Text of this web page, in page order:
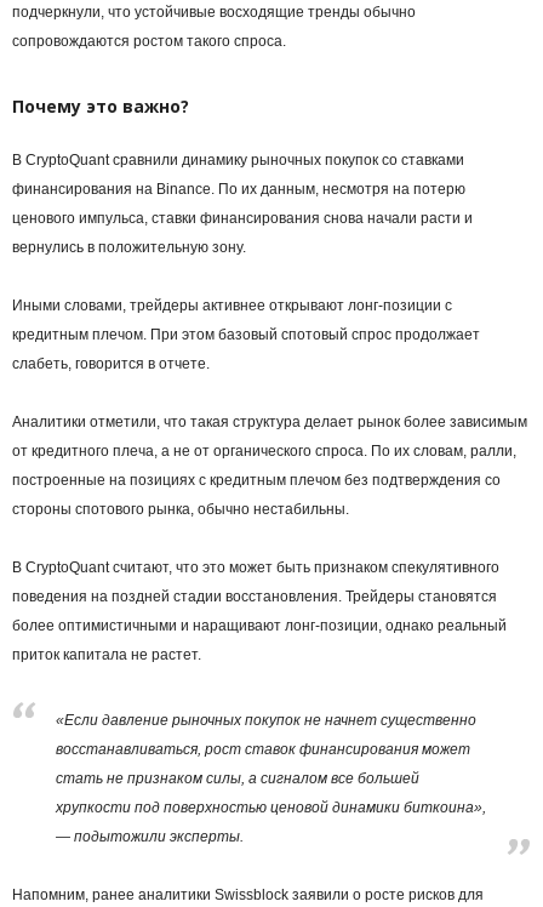
подчеркнули, что устойчивые восходящие тренды обычно
сопровождаются ростом такого спроса.
Почему это важно?
В CryptoQuant сравнили динамику рыночных покупок со ставками
финансирования на Binance. По их данным, несмотря на потерю
ценового импульса, ставки финансирования снова начали расти и
вернулись в положительную зону.
Иными словами, трейдеры активнее открывают лонг-позиции с
кредитным плечом. При этом базовый спотовый спрос продолжает
слабеть, говорится в отчете.
Аналитики отметили, что такая структура делает рынок более зависимым
от кредитного плеча, а не от органического спроса. По их словам, ралли,
построенные на позициях с кредитным плечом без подтверждения со
стороны спотового рынка, обычно нестабильны.
В CryptoQuant считают, что это может быть признаком спекулятивного
поведения на поздней стадии восстановления. Трейдеры становятся
более оптимистичными и наращивают лонг-позиции, однако реальный
приток капитала не растет.
«Если давление рыночных покупок не начнет существенно
восстанавливаться, рост ставок финансирования может
стать не признаком силы, а сигналом все большей
хрупкости под поверхностью ценовой динамики биткоина»,
— подытожили эксперты.
Напомним, ранее аналитики Swissblock заявили о росте рисков для